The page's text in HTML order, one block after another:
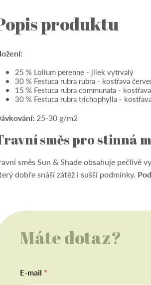
produktu
25 % Lolium perenne - jílek vytrvalý
30 % Festuca rubra rubra - kostřava
15 % Festuca rubra communata -
30 % Festuca rubra trichophylla -
25-30 g/m2
směs pro stinná
směs Sun & Shade obsahuje pečlivě
dobře snáší zátěž i sušší podmínky.
Máte dotaz?
E-mail *